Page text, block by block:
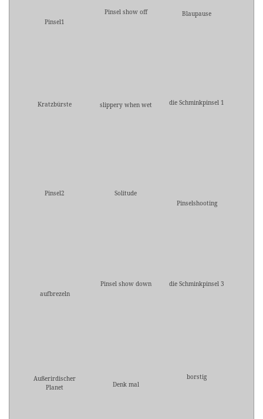
Pinsel1
Pinsel show off Blaupause
Kratzbürste slippery when wet die Schminkpinsel 1
Pinsel2
Solitude
Pinselshooting
aufbrezeln
Pinsel show down die Schminkpinsel 3
Außerirdischer
Planet
Denk mal
borstig